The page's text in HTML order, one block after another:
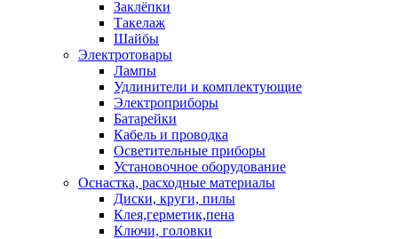
Заклёпки
Такелаж
Шайбы
Электротовары
Лампы
Удлинители и комплектующие
Электроприборы
Батарейки
Кабель и проводка
Осветительные приборы
Установочное оборудование
Оснастка, расходные материалы
Диски, круги, пилы
Клея,герметик,пена
Ключи, головки